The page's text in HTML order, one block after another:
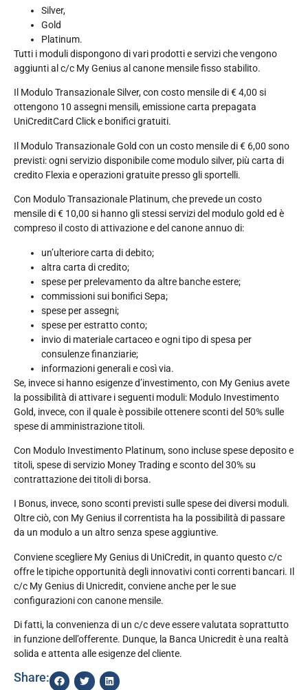
Silver,
Gold
Platinum.
Tutti i moduli dispongono di vari prodotti e servizi che vengono
aggiunti al c/c My Genius al canone mensile fisso stabilito.
Il Modulo Transazionale Silver, con costo mensile di € 4,00 si
ottengono 10 assegni mensili, emissione carta prepagata
UniCreditCard Click e bonifici gratuiti.
Il Modulo Transazionale Gold con un costo mensile di € 6,00 sono
previsti: ogni servizio disponibile come modulo silver, più carta di
credito Flexia e operazioni gratuite presso gli sportelli.
Con Modulo Transazionale Platinum, che prevede un costo
mensile di € 10,00 si hanno gli stessi servizi del modulo gold ed è
compreso il costo di attivazione e del canone annuo di:
un’ulteriore carta di debito;
altra carta di credito;
spese per prelevamento da altre banche estere;
commissioni sui bonifici Sepa;
spese per assegni;
spese per estratto conto;
invio di materiale cartaceo e ogni tipo di spesa per
consulenze finanziarie;
informazioni generali e così via.
Se, invece si hanno esigenze d’investimento, con My Genius avete
la possibilità di attivare i seguenti moduli: Modulo Investimento
Gold, invece, con il quale è possibile ottenere sconti del 50% sulle
spese di amministrazione titoli.
Con Modulo Investimento Platinum, sono incluse spese deposito e
titoli, spese di servizio Money Trading e sconto del 30% su
contrattazione dei titoli di borsa.
I Bonus, invece, sono sconti previsti sulle spese dei diversi moduli.
Oltre ciò, con My Genius il correntista ha la possibilità di passare
da un modulo a un altro senza spese aggiuntive.
Conviene scegliere My Genius di UniCredit, in quanto questo c/c
offre le tipiche opportunità degli innovativi conti correnti bancari. Il
c/c My Genius di Unicredit, conviene anche per le sue
configurazioni con canone mensile.
Di fatti, la convenienza di un c/c deve essere valutata soprattutto
in funzione dell’offerente. Dunque, la Banca Unicredit è una realtà
solida e attenta alle esigenze del cliente.
Share: